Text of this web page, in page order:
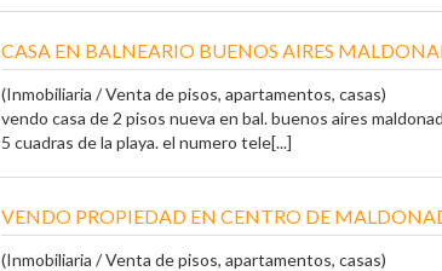
CASA EN BALNEARIO BUENOS AIRES
(Inmobiliaria / Venta de pisos, apartamentos, casas)
vendo casa de 2 pisos nueva en bal. buenos aires
5 cuadras de la playa. el numero tele[...]
VENDO PROPIEDAD EN CENTRO DE
(Inmobiliaria / Venta de pisos, apartamentos, casas)